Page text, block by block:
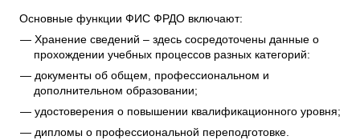
Основные функции ФИС ФРДО включают:
Хранение сведений – здесь сосредоточены данные о
прохождении учебных процессов разных категорий:
документы об общем, профессиональном и
дополнительном образовании;
удостоверения о повышении квалификационного уровня;
дипломы о профессиональной переподготовке.